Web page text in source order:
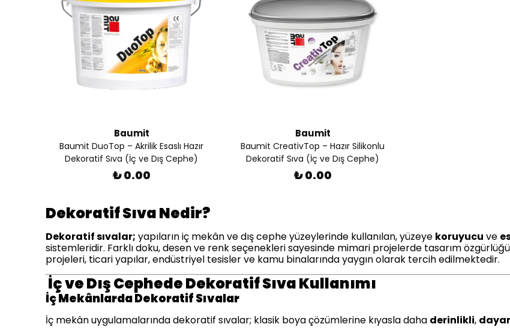
Baumit
Baumit DuoTop – Akrilik Esaslı Hazır
Dekoratif Sıva (İç ve Dış Cephe)
₺ 0.00
Baumit
Baumit CreativTop – Hazır Silikonlu
Dekoratif Sıva (İç ve Dış Cephe)
₺ 0.00
Dekoratif Sıva Nedir?
Dekoratif sıvalar; yapıların iç mekân ve dış cephe yüzeylerinde kullanılan, yüzeye koruyucu ve
sistemleridir. Farklı doku, desen ve renk seçenekleri sayesinde mimari projelerde tasarım
projeleri, ticari yapılar, endüstriyel tesisler ve kamu binalarında yaygın olarak tercih edilmektedir.
İç ve Dış Cephede Dekoratif Sıva Kullanımı
İç Mekânlarda Dekoratif Sıvalar
İç mekân uygulamalarında dekoratif sıvalar; klasik boya çözümlerine kıyasla daha derinlikli,